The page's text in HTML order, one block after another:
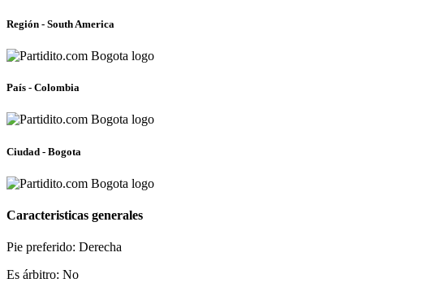
Región - South America
País - Colombia
Ciudad - Bogota
Caracteristicas generales
Pie preferido: Derecha
Es árbitro: No